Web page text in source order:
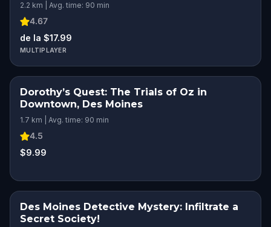
2.2 km | Avg. time: 90 min
4.67
de la $17.99
MULTIPLAYER
Dorothy’s Quest: The Trials of Oz in
Downtown, Des Moines
1.7 km | Avg. time: 90 min
4.5
$9.99
Des Moines Detective Mystery: Infiltrate a
Secret Society!